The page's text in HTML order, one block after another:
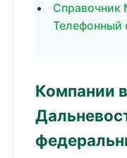
Справочник
Телефонный
Компании